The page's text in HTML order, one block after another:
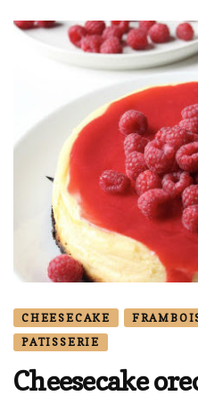
CHEESECAKE
PATISSERIE
Cheesecake